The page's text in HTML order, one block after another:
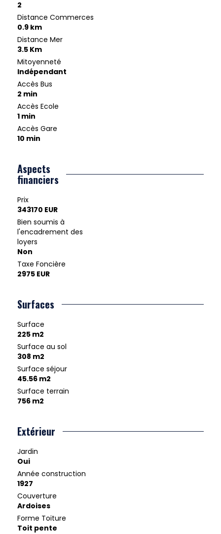
2
Distance Commerces
0.9 km
Distance Mer
3.5 Km
Mitoyenneté
Indépendant
Accès Bus
2 min
Accès Ecole
1 min
Accès Gare
10 min
Aspects
financiers
Prix
343170 EUR
Bien soumis à
l'encadrement des
loyers
Non
Taxe Foncière
2975 EUR
Surfaces
Surface
225 m2
Surface au sol
308 m2
Surface séjour
45.56 m2
Surface terrain
756 m2
Extérieur
Jardin
Oui
Année construction
1927
Couverture
Ardoises
Forme Toiture
Toit pente